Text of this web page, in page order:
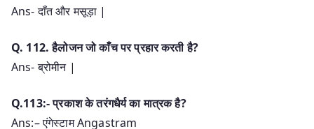
Ans- दाँत और मसूड़ा |
Q. 112. हैलोजन जो काँच पर प्रहार करती है?
Ans- ब्रोमीन |
Q.113:- प्रकाश के तरंगधैर्य का मात्रक है?
Ans:– एंगेस्टाम Angastram